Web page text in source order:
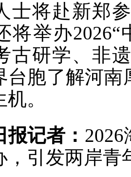
士将赴新郑
将举办
古研学、非
台胞了解河
。
记者：
，引发两岸青